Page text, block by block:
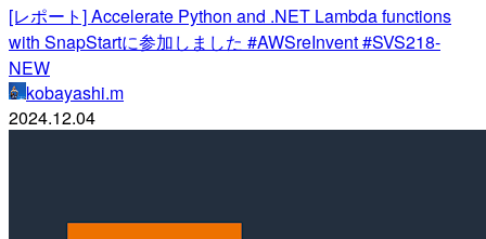
[レポート] Accelerate Python and .NET Lambda functions
with SnapStartに参加しました #AWSreInvent #SVS218-
NEW
kobayashi.m
2024.12.04